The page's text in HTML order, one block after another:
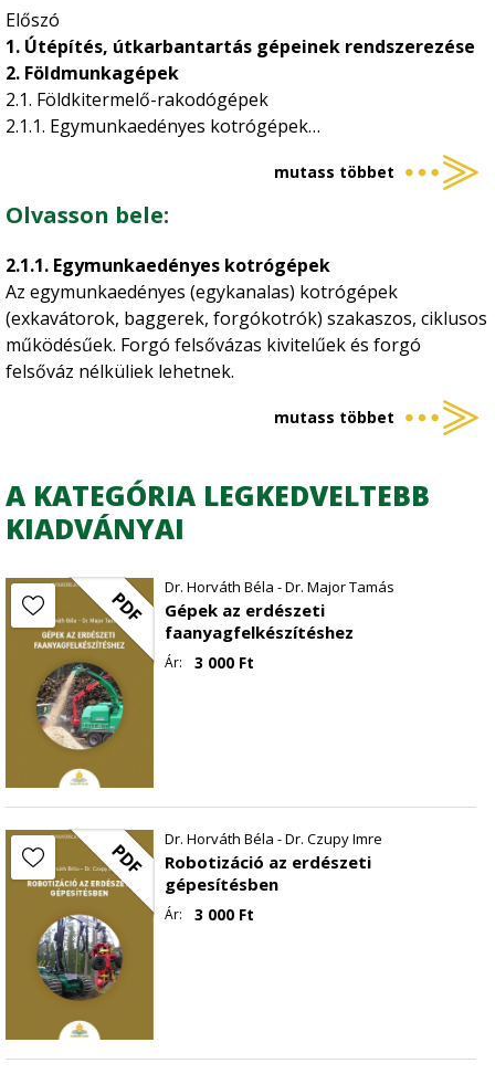
ezeket a gépeket beruházni szándékozók számára.
Előszó
1. Útépítés, útkarbantartás gépeinek rendszerezése
2. Földmunkagépek
2.1. Földkitermelő-rakodógépek
2.1.1. Egymunkaedényes kotrógépek
2.2.1. Földtolók (dózerek)
2.2.3. Földnyesők (szkréperek)
2.3. Szállítójárművek
2.4. Talajlazító gépek (ripperek)
2.5. Tömörítőgépek
2.5.1. Statikus tömörítőgépek
4.1. Kőtörők
4.2. Osztályozó berendezések
4.2.2. Hidraulikus osztályozás gépei
4.3. Adalékanyag mosó és -szárító berendezések
4.4. Keverők
4.4.1. Betonkeverő gépe
4.4.2. Aszfaltkeverő berendezések
5. Pályaszerkezet-készítő gépek
5.1. Betonburkolat-építő gépek
5.2. Aszfaltburkolat-építő gépek
5.3. Talajstabilizáló gépek
Irodalom
mutass többet
Olvasson bele:
2.1.1. Egymunkaedényes kotrógépek
Az egymunkaedényes (egykanalas) kotrógépek
(exkavátorok, baggerek, forgókotrók) szakaszos, ciklusos
működésűek. Forgó felsővázas kivitelűek és forgó
felsőváz nélküliek lehetnek.
mutass többet
A KATEGÓRIA LEGKEDVELTEBB
KIADVÁNYAI
PDF Dr. Horváth Béla - Dr. Major Tamás
Gépek az erdészeti
faanyagfelkészítéshez
Ár: 3 000 Ft
PDF Dr. Horváth Béla - Dr. Czupy Imre
Robotizáció az erdészeti
gépesítésben
Ár: 3 000 Ft